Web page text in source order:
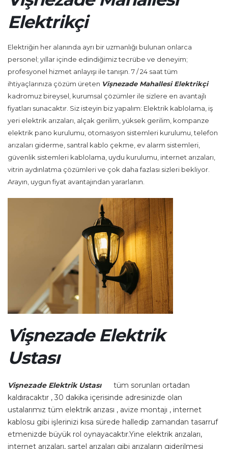
Elektrikçi
Elektriğin her alanında ayrı bir uzmanlığı bulunan onlarca
personel; yıllar içinde edindiğimiz tecrübe ve deneyim;
profesyonel hizmet anlayışı ile tanışın. 7 / 24 saat tüm
ihtiyaçlarınıza çözüm üreten Vişnezade Mahallesi Elektrikçi
kadromuz bireysel, kurumsal çözümler ile sizlere en avantajlı
fiyatları sunacaktır. Siz isteyin biz yapalım: Elektrik kablolama, iş
yeri elektrik arızaları, alçak gerilim, yüksek gerilim, kompanze
elektrik pano kurulumu, otomasyon sistemleri kurulumu, telefon
arızaları giderme, santral kablo çekme, ev alarm sistemleri,
güvenlik sistemleri kablolama, uydu kurulumu, internet arızaları,
vitrin aydınlatma çözümleri ve çok daha fazlası sizleri bekliyor.
Arayın, uygun fiyat avantajından yararlanın.
Vişnezade Elektrik
Ustası
Vişnezade Elektrik Ustası
tüm sorunları ortadan
kaldıracaktır , 30 dakika içerisinde adresinizde olan
ustalarımız tüm elektrik arızası , avize montajı , internet
kablosu gibi işlerinizi kısa sürede halledip zamandan tasarruf
etmenizde büyük rol oynayacaktır.Yine elektrik arızaları,
internet arızaları, şartel arızaları gibi arızaların giderilmesi